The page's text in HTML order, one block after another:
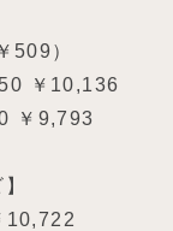
509）
￥10,136
￥9,793
10,722